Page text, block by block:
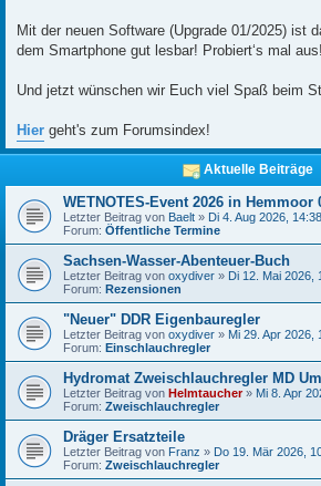
Mit der neuen Software (Upgrade 01/2025) ist
dem Smartphone gut lesbar! Probiert‘s mal aus!
Und jetzt wünschen wir Euch viel Spaß beim
Hier geht's zum Forumsindex!
Aktuelle Beiträge
WETNOTES-Event 2026 in Hemmoor
Letzter Beitrag von Baelt » Di 4. Aug 2026, 14:38
Forum: Öffentliche Termine
Sachsen-Wasser-Abenteuer-Buch
Letzter Beitrag von oxydiver » Di 12. Mai 2026,
Forum: Rezensionen
"Neuer" DDR Eigenbauregler
Letzter Beitrag von oxydiver » Mi 29. Apr 2026,
Forum: Einschlauchregler
Hydromat Zweischlauchregler MD
Letzter Beitrag von Helmtaucher» Mi 8. Apr
Forum: Zweischlauchregler
Dräger Ersatzteile
Letzter Beitrag von Franz » Do 19. Mär 2026,
Forum: Zweischlauchregler